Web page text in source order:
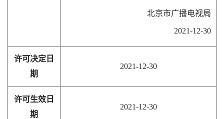
北京市广播电视局
2021-12-30
许可决定日
期
2021-12-30
许可生效日
期
2021-12-30